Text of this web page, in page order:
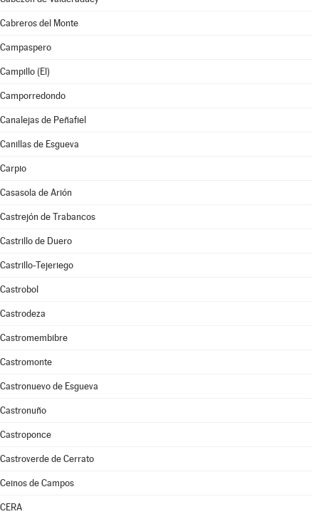
Cabreros del Monte
Campaspero
Campillo (El)
Camporredondo
Canalejas de Peñafiel
Canillas de Esgueva
Carpio
Casasola de Arión
Castrejón de Trabancos
Castrillo de Duero
Castrillo-Tejeriego
Castrobol
Castrodeza
Castromembibre
Castromonte
Castronuevo de Esgueva
Castronuño
Castroponce
Castroverde de Cerrato
Ceinos de Campos
CERA